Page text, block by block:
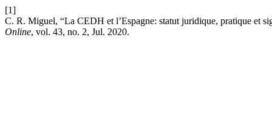
[1]
C. R. Miguel, “La CEDH et l’Espagne: statut juridique, pratique et
Online, vol. 43, no. 2, Jul. 2020.